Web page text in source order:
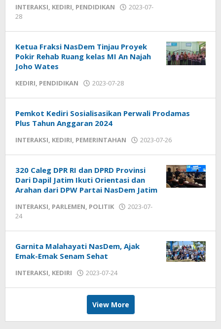
INTERAKSI, KEDIRI, PENDIDIKAN
2023-07-
28
Ketua Fraksi NasDem Tinjau Proyek
Pokir Rehab Ruang kelas MI An Najah
Joho Wates
KEDIRI, PENDIDIKAN 2023-07-28
Pemkot Kediri Sosialisasikan Perwali Prodamas
Plus Tahun Anggaran 2024
INTERAKSI, KEDIRI, PEMERINTAHAN 2023-07-26
320 Caleg DPR RI dan DPRD Provinsi
Dari Dapil Jatim Ikuti Orientasi dan
Arahan dari DPW Partai NasDem Jatim
INTERAKSI, PARLEMEN, POLITIK
2023-07-
24
Garnita Malahayati NasDem, Ajak
Emak-Emak Senam Sehat
INTERAKSI, KEDIRI 2023-07-24
View More